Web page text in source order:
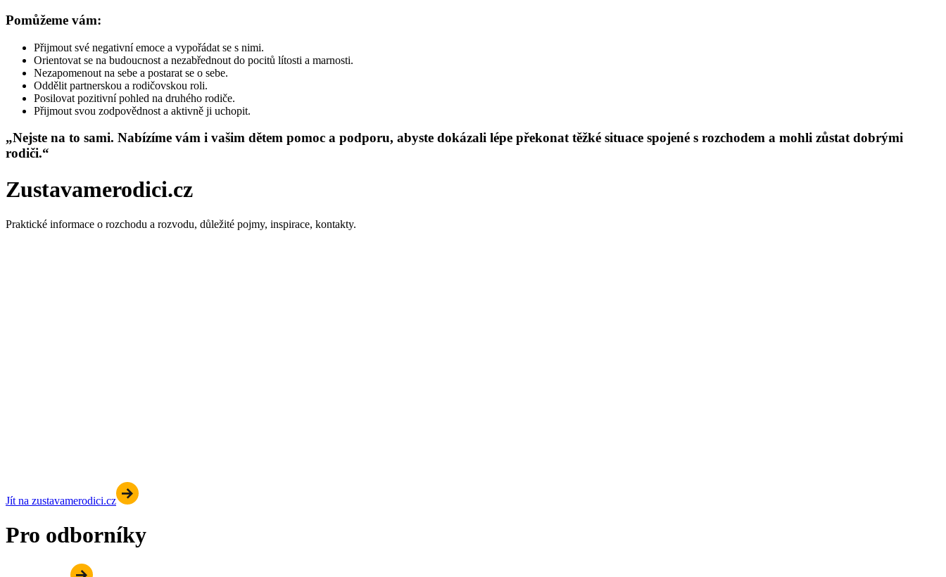
Pomůžeme vám:
Přijmout své negativní emoce a vypořádat se s nimi.
Orientovat se na budoucnost a nezabřednout do pocitů lítosti a marnosti.
Nezapomenout na sebe a postarat se o sebe.
Oddělit partnerskou a rodičovskou roli.
Posilovat pozitivní pohled na druhého rodiče.
Přijmout svou zodpovědnost a aktivně ji uchopit.
„Nejste na to sami. Nabízíme vám i vašim dětem pomoc a podporu, abyste dokázali lépe překonat těžké situace spojené s rozchodem a mohli zůstat dobrými
rodiči.“
Zustavamerodici.cz
Praktické informace o rozchodu a rozvodu, důležité pojmy, inspirace, kontakty.
Jít na zustavamerodici.cz
Pro odborníky